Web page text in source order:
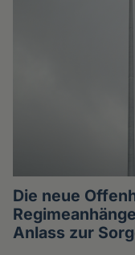
Die neue
Anlass zur